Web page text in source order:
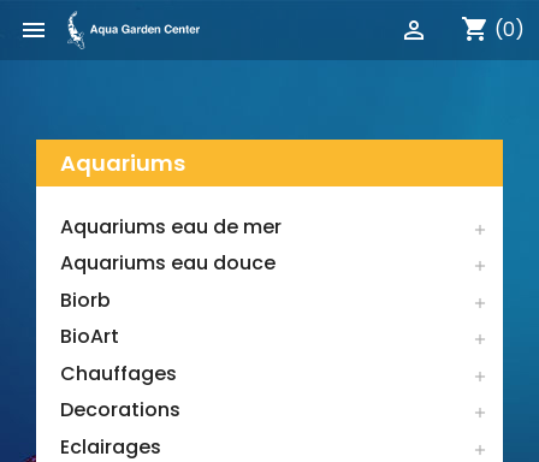
 shopping_cart (0)

Aquariums
Aquariums eau de mer 
Aquariums eau douce 
Biorb 
BioArt 
Chauffages 
Decorations 
Eclairages 